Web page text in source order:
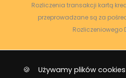
Rozliczenia transakcji kartą
przeprowadzane są za
Rozliczeniowego
2026 © Power Energy -
🍪 Używamy plików